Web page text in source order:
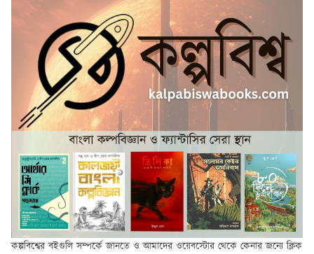
কল্পবিশ্বের বইগুলি সম্পর্কে জানতে ও আমাদের ওয়েবস্টোর থেকে কেনার জন্যে ক্লিক